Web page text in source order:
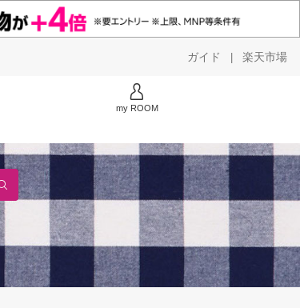
ガイド | 楽天市場
my ROOM